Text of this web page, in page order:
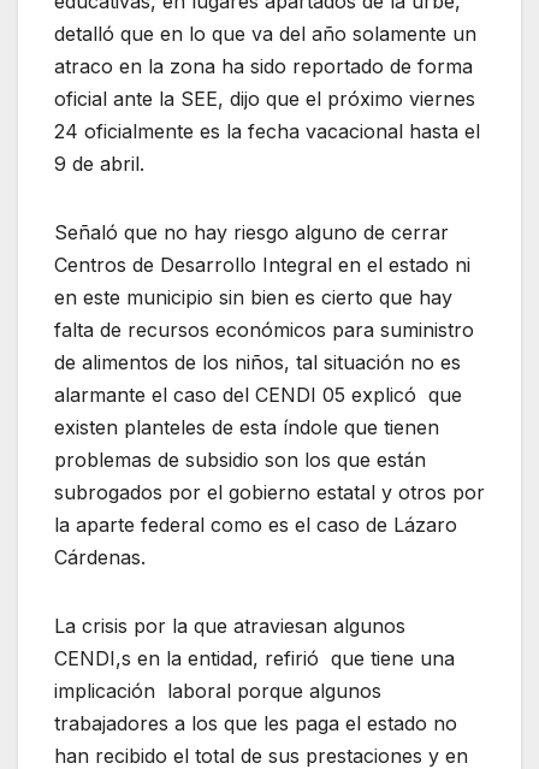
detalló que en lo que va del año solamente un
atraco en la zona ha sido reportado de forma
oficial ante la SEE, dijo que el próximo viernes
24 oficialmente es la fecha vacacional hasta el
9 de abril.
Señaló que no hay riesgo alguno de cerrar
Centros de Desarrollo Integral en el estado ni
en este municipio sin bien es cierto que hay
falta de recursos económicos para suministro
de alimentos de los niños, tal situación no es
alarmante el caso del CENDI 05 explicó que
existen planteles de esta índole que tienen
problemas de subsidio son los que están
subrogados por el gobierno estatal y otros por
la aparte federal como es el caso de Lázaro
Cárdenas.
La crisis por la que atraviesan algunos
CENDI,s en la entidad, refirió que tiene una
implicación laboral porque algunos
trabajadores a los que les paga el estado no
han recibido el total de sus prestaciones y en